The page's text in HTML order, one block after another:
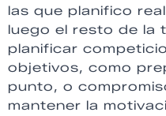
las que planifico
luego el resto de la
planificar
objetivos, como
punto, o
mantener la